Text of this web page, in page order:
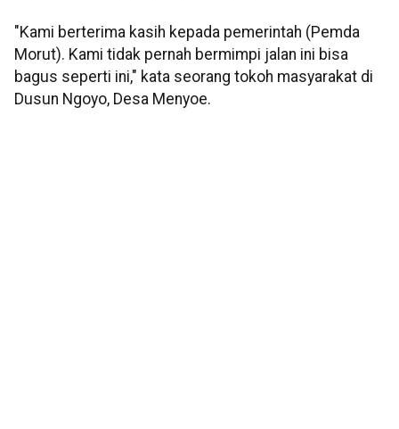
"Kami berterima kasih kepada pemerintah (Pemda
Morut). Kami tidak pernah bermimpi jalan ini bisa
bagus seperti ini," kata seorang tokoh masyarakat di
Dusun Ngoyo, Desa Menyoe.